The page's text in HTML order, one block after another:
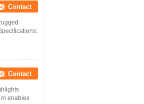
Contact
Contact
enables